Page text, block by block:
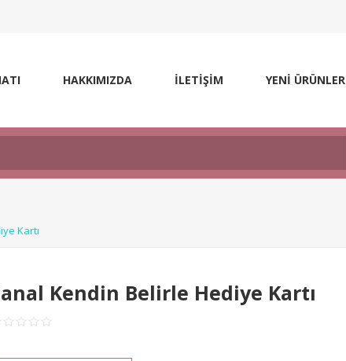
HAKKIMIZDA İLETİŞİM YENİ ÜRÜNLER
Kartı
Kendin Belirle Hediye Kartı